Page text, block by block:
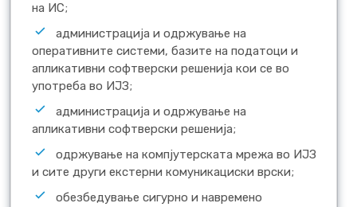
на ИС;
администрација и одржување на
оперативните системи, базите на податоци и
апликативни софтверски решенија кои се во
употреба во ИЈЗ;
администрација и одржување на
апликативни софтверски решенија;
одржување на компјутерската мрежа во ИЈЗ
и сите други екстерни комуникациски врски;
обезбедување сигурно и навремено